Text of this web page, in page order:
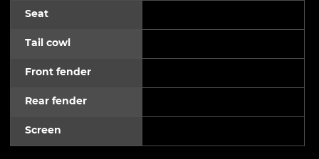
Seat
Tail cowl
Front fender
Rear fender
Screen